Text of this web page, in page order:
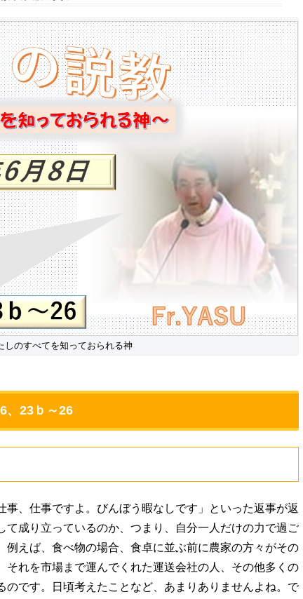
しのすべてを知っておられる神
、23ｂ～26
、仕事ですよ。びんぼう暇なしです」といった返事が返
成り立っているのか、つまり、自分一人だけの力で過ご
えば、食べ物の場合、食卓に並ぶ前に農家の方々がその
れを市場まで運んでくれた運送会社の人、その他多くの
です。日頃考えたことなど、あまりありませんよね。で